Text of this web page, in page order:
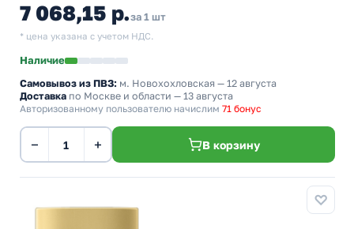
7 068,15 р.за 1 шт
* цена указана с учетом НДС.
Наличие
Самовывоз из ПВЗ: м. Новохохловская — 12 августа
Доставка по Москве и области — 13 августа
Авторизованному пользователю начислим 71 бонус
− + В корзину